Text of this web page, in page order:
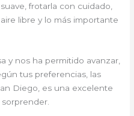
frotarla con cuidado,
libre y lo más importante
y nos ha permitido avanzar,
tus preferencias, las
Diego, es una excelente